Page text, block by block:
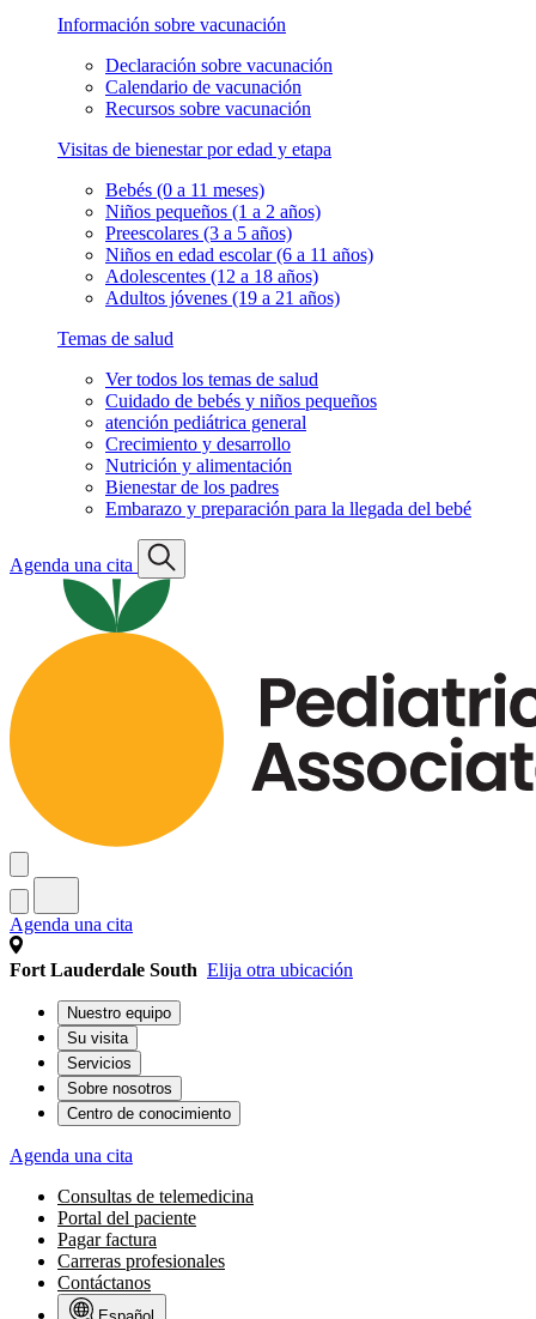
Información sobre vacunación
Declaración sobre vacunación
Calendario de vacunación
Recursos sobre vacunación
Visitas de bienestar por edad y etapa
Bebés (0 a 11 meses)
Niños pequeños (1 a 2 años)
Preescolares (3 a 5 años)
Niños en edad escolar (6 a 11 años)
Adolescentes (12 a 18 años)
Adultos jóvenes (19 a 21 años)
Temas de salud
Ver todos los temas de salud
Cuidado de bebés y niños pequeños
atención pediátrica general
Crecimiento y desarrollo
Nutrición y alimentación
Bienestar de los padres
Embarazo y preparación para la llegada del bebé
Agenda una cita
Agenda una cita
Fort Lauderdale South Elija otra ubicación
Nuestro equipo
Su visita
Servicios
Sobre nosotros
Centro de conocimiento
Agenda una cita
Consultas de telemedicina
Portal del paciente
Pagar factura
Carreras profesionales
Contáctanos